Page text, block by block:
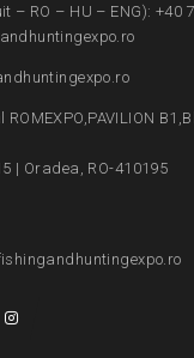
– RO – HU – ENG): +40
| Oradea, RO-410195